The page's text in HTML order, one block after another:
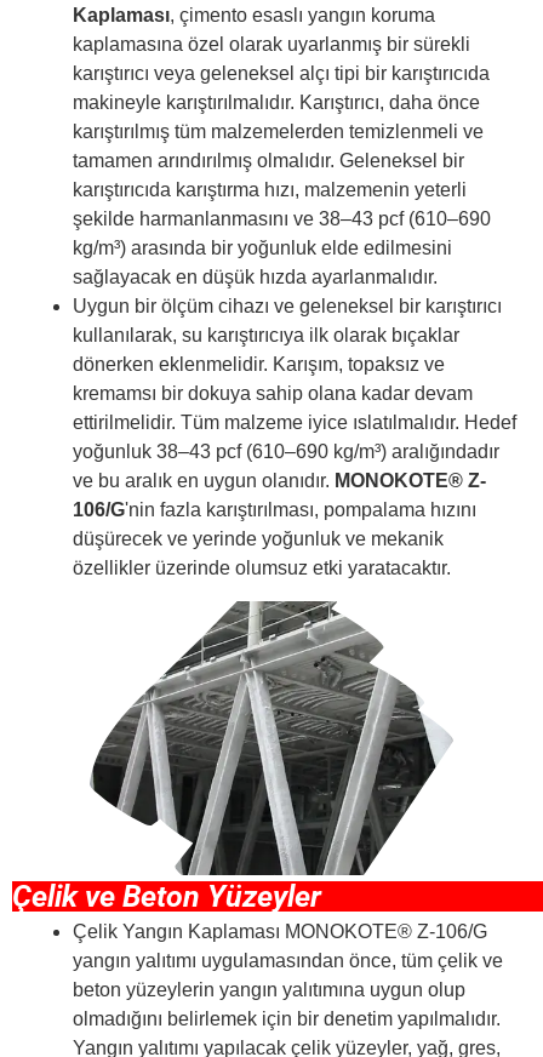
Kaplaması, çimento esaslı yangın koruma
kaplamasına özel olarak uyarlanmış bir sürekli
karıştırıcı veya geleneksel alçı tipi bir karıştırıcıda
makineyle karıştırılmalıdır. Karıştırıcı, daha önce
karıştırılmış tüm malzemelerden temizlenmeli ve
tamamen arındırılmış olmalıdır. Geleneksel bir
karıştırıcıda karıştırma hızı, malzemenin yeterli
şekilde harmanlanmasını ve 38–43 pcf (610–690
kg/m³) arasında bir yoğunluk elde edilmesini
sağlayacak en düşük hızda ayarlanmalıdır.
Uygun bir ölçüm cihazı ve geleneksel bir karıştırıcı
kullanılarak, su karıştırıcıya ilk olarak bıçaklar
dönerken eklenmelidir. Karışım, topaksız ve
kremamsı bir dokuya sahip olana kadar devam
ettirilmelidir. Tüm malzeme iyice ıslatılmalıdır. Hedef
yoğunluk 38–43 pcf (610–690 kg/m³) aralığındadır
ve bu aralık en uygun olanıdır. MONOKOTE® Z-
106/G'nin fazla karıştırılması, pompalama hızını
düşürecek ve yerinde yoğunluk ve mekanik
özellikler üzerinde olumsuz etki yaratacaktır.
Çelik ve Beton Yüzeyler
Çelik Yangın Kaplaması MONOKOTE® Z-106/G
yangın yalıtımı uygulamasından önce, tüm çelik ve
beton yüzeylerin yangın yalıtımına uygun olup
olmadığını belirlemek için bir denetim yapılmalıdır.
Yangın yalıtımı yapılacak çelik yüzeyler, yağ, gres,